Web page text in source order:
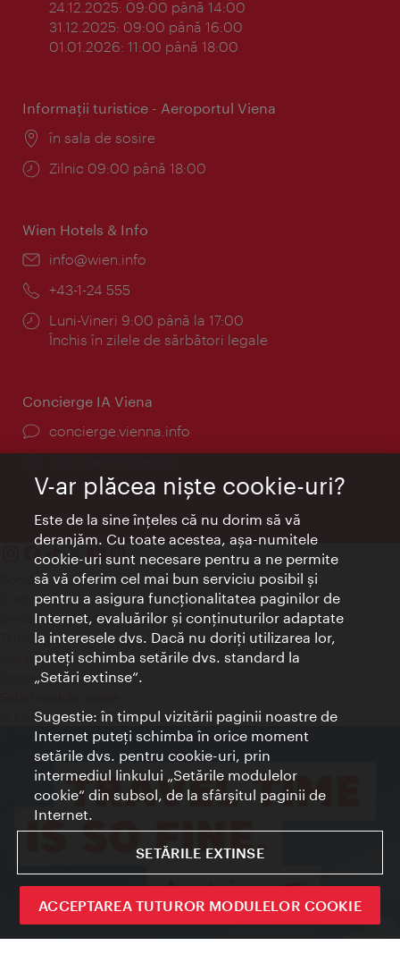
24.12.2025: 09:00 până 14:00
31.12.2025: 09:00 până 16:00
01.01.2026: 11:00 până 18:00
Informaţii turistice - Aeroportul Viena
Locul:
în sala de sosire
Program:
Zilnic 09:00 până 18:00
Wien Hotels & Info
E-
info@wien.info
Telefon:
+43-1-24 555
Program:
Luni-Vineri 9:00 până la 17:00
Închis în zilele de sărbători legale
Concierge IA Viena
concierge.vienna.info
Contact
Credits
Declaraţie privind protecţia datelor
Terms of Use
Accesibilitate
Contact presa
© Copyright Wien Tourismus
V-ar plăcea nişte cookie-uri?
Este de la sine înţeles că nu dorim să vă
deranjăm. Cu toate acestea, aşa-numitele
cookie-uri sunt necesare pentru a ne permite
să vă oferim cel mai bun serviciu posibil şi
pentru a asigura funcţionalitatea paginilor de
Internet, evaluărilor şi conţinuturilor adaptate
la interesele dvs. Dacă nu doriţi utilizarea lor,
puteţi schimba setările dvs. standard la
„Setări extinse“.
Sugestie: în timpul vizitării paginii noastre de
Internet puteţi schimba în orice moment
setările dvs. pentru cookie-uri, prin
intermediul linkului „Setările modulelor
cookie“ din subsol, de la sfârşitul paginii de
Internet.
SETĂRILE EXTINSE
ACCEPTAREA TUTUROR MODULELOR COOKIE